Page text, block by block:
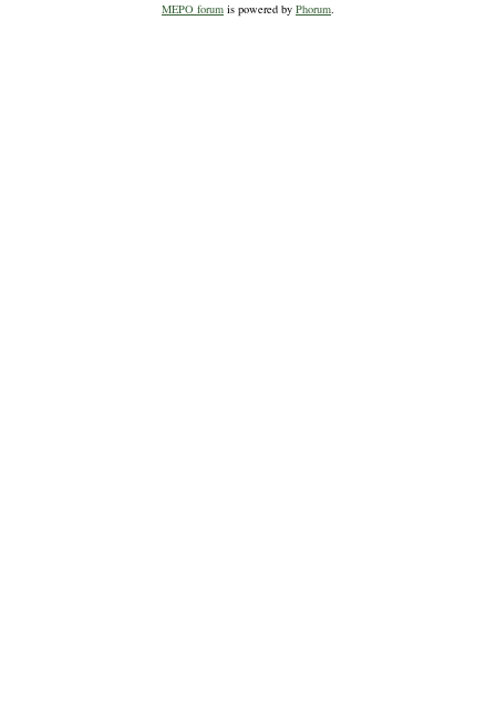
MEPO forum is powered by Phorum.